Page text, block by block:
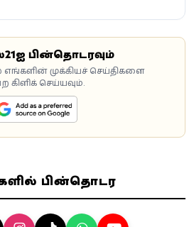
பின்தொடரவும்
எங்களின் முக்கியச் செய்திகளை
கிளிக் செய்யவும்.
பின்தொடர